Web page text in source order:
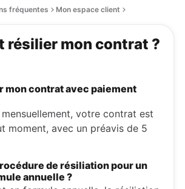
fréquentes Mon espace client
résilier mon contrat ?
mon contrat avec paiement
votre contrat est
moment, avec un préavis de 5
de résiliation pour un
annuelle ?